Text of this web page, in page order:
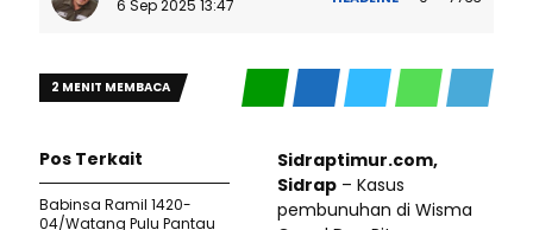
6 Sep 2025 13:47
2 MENIT MEMBACA
Sidraptimur.com,
Sidrap – Kasus
pembunuhan di Wisma
Pos Terkait
Babinsa Ramil 1420-
04/Watang Pulu Pantau